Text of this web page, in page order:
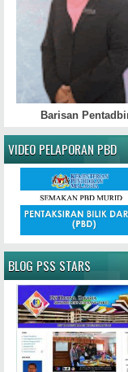
Barisan
VIDEO PELAPORAN PBD
BLOG PSS STARS